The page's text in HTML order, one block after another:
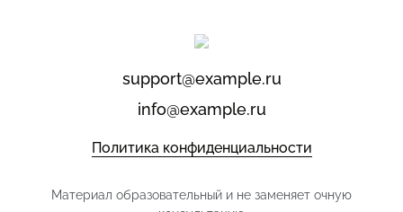
support@example.ru
info@example.ru
Политика конфиденциальности
Материал образовательный и не заменяет очную